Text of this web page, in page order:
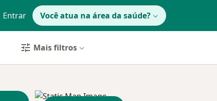
Entrar Você atua na área da saúde?
Mais filtros